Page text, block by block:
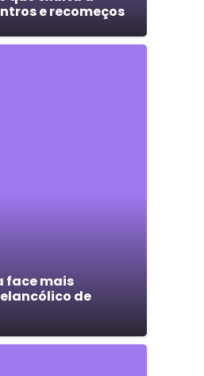
e recomeços
face mais
de